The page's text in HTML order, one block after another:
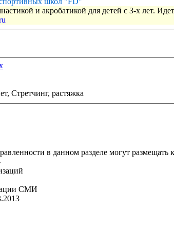
и акробатикой для детей с 3-х лет.
Стретчинг, растяжка
в данном разделе могут размещать
СМИ